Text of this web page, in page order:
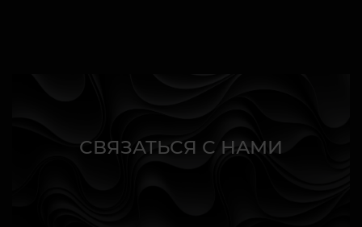
СВЯЗАТЬСЯ С НАМИ